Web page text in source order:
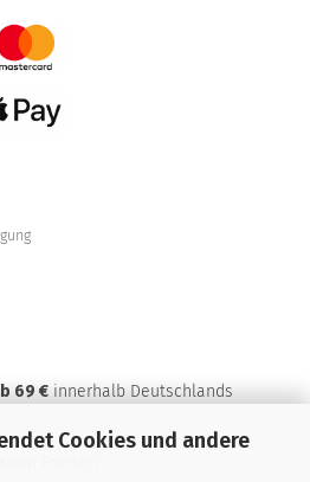
Cookies und andere
69 € innerhalb Deutschlands
Preisen